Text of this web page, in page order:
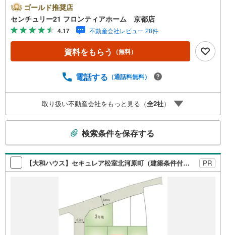
完備の邸宅 特徴・スーパーやコンビニが徒歩5分圏内に揃
い、日々の買い物にゆとりが生まれる、利便性に優れた新
築戸建てです。・全居室に配した2面の窓から注ぐ柔らかな
光と通り抜ける風が、日常に開放感と健やかな安らぎをも
たらします。・照明やカーテンなどのオプションの追加も
可能です。 立地・向島小学校まで徒歩約9分・向島東中学
ロ、ファイナンシャルプランナーが資金計画をサポート！
に審査が可能！4.物件のお引渡し後に必要になったお家の
リフォームも弊社のリフォームプランナーがご提案！弊社
ございます。お気軽にお問合せください！
ゴールド推奨店
センチュリー21 フロンティアホーム 京都店
4.17 不動産会社レビュー 28件
資料をもらう （無料）
電話する （通話料無料）
取り扱い不動産会社をもっと見る（全2社）
検
索
条
検索条件を保存する
【大和ハウス】セキュレア松室北河原町（建築条件付宅地分譲） PR